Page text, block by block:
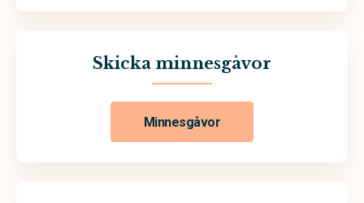
Skicka minnesgåvor
Minnesgåvor